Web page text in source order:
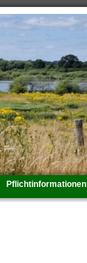
Pflichtinformationen